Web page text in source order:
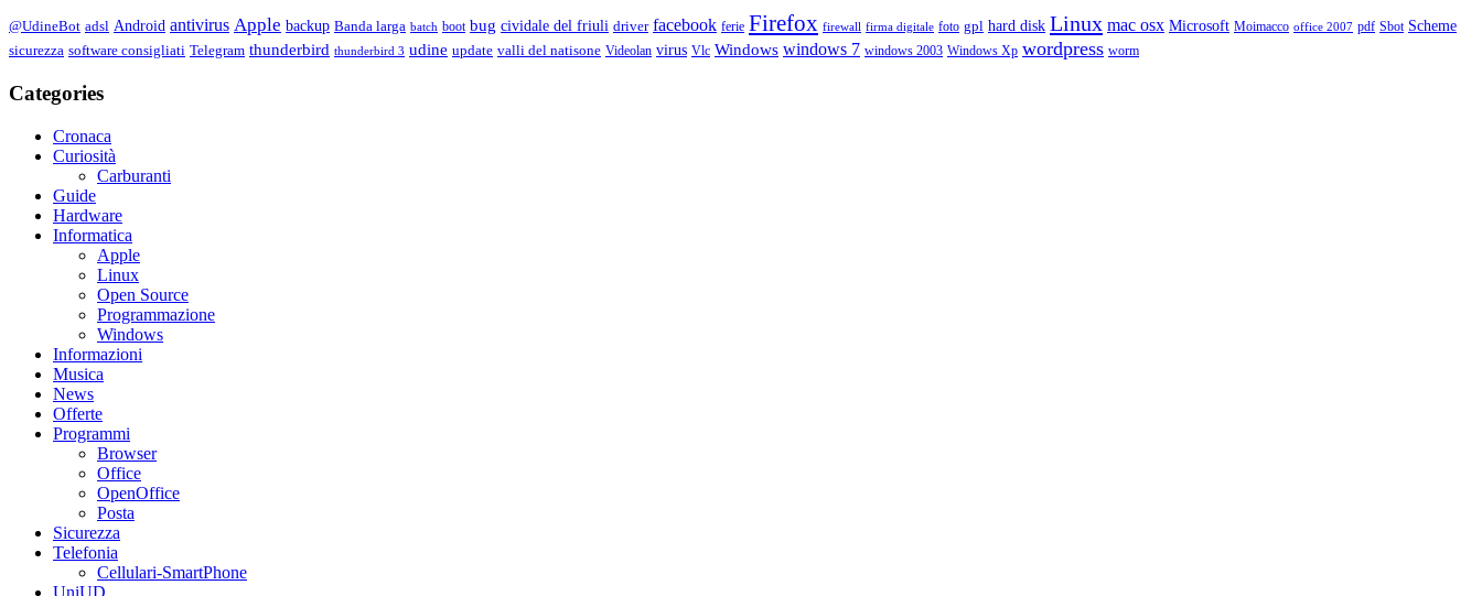
@UdineBot adsl Android antivirus Apple backup Banda larga batch boot bug cividale del friuli driver facebook ferie Firefox firewall firma digitale foto gpl hard disk Linux mac osx Microsoft Moimacco office 2007 pdf Sbot Scheme
sicurezza software consigliati Telegram thunderbird thunderbird 3 udine update valli del natisone Videolan virus Vlc Windows windows 7 windows 2003 Windows Xp wordpress worm
Categories
Cronaca
Curiosità
Carburanti
Guide
Hardware
Informatica
Apple
Linux
Open Source
Programmazione
Windows
Informazioni
Musica
News
Offerte
Programmi
Browser
Office
OpenOffice
Posta
Sicurezza
Telefonia
Cellulari-SmartPhone
UniUD